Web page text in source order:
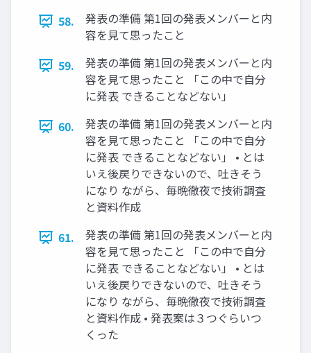
58.
発表の準備 第1回の発表メンバーと内
容を見て思ったこと
59.
発表の準備 第1回の発表メンバーと内
容を見て思ったこと 「この中で自分
に発表 できることなどない」
60.
発表の準備 第1回の発表メンバーと内
容を見て思ったこと 「この中で自分
に発表 できることなどない」 • とは
いえ後戻りできないので、吐きそう
になり ながら、毎晩徹夜で技術調査
と資料作成
61.
発表の準備 第1回の発表メンバーと内
容を見て思ったこと 「この中で自分
に発表 できることなどない」 • とは
いえ後戻りできないので、吐きそう
になり ながら、毎晩徹夜で技術調査
と資料作成 • 発表案は３つぐらいつ
くった